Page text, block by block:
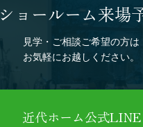
ショールーム来場
見学・ご相談ご希望の方は
お気軽にお越しください。
近代ホーム公式LINE